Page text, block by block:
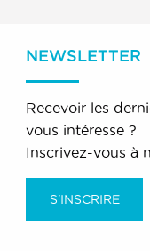
NEWSLETTER
Recevoir les
vous intéresse ?
Inscrivez-vous à
S'INSCRIRE